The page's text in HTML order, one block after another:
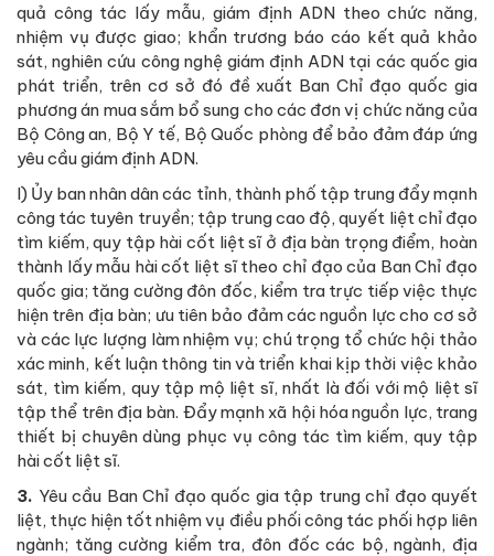
quả công tác lấy mẫu, giám định ADN theo chức năng,
nhiệm vụ được giao; khẩn trương báo cáo kết quả khảo
sát, nghiên cứu công nghệ giám định ADN tại các quốc gia
phát triển, trên cơ sở đó đề xuất Ban Chỉ đạo quốc gia
phương án mua sắm bổ sung cho các đơn vị chức năng của
Bộ Công an, Bộ Y tế, Bộ Quốc phòng để bảo đảm đáp ứng
yêu cầu giám định ADN.
l) Ủy ban nhân dân các tỉnh, thành phố tập trung đẩy mạnh
công tác tuyên truyền; tập trung cao độ, quyết liệt chỉ đạo
tìm kiếm, quy tập hài cốt liệt sĩ ở địa bàn trọng điểm, hoàn
thành lấy mẫu hài cốt liệt sĩ theo chỉ đạo của Ban Chỉ đạo
quốc gia; tăng cường đôn đốc, kiểm tra trực tiếp việc thực
hiện trên địa bàn; ưu tiên bảo đảm các nguồn lực cho cơ sở
và các lực lượng làm nhiệm vụ; chú trọng tổ chức hội thảo
xác minh, kết luận thông tin và triển khai kịp thời việc khảo
sát, tìm kiếm, quy tập mộ liệt sĩ, nhất là đối với mộ liệt sĩ
tập thể trên địa bàn. Đẩy mạnh xã hội hóa nguồn lực, trang
thiết bị chuyên dùng phục vụ công tác tìm kiếm, quy tập
hài cốt liệt sĩ.
3. Yêu cầu Ban Chỉ đạo quốc gia tập trung chỉ đạo quyết
liệt, thực hiện tốt nhiệm vụ điều phối công tác phối hợp liên
ngành; tăng cường kiểm tra, đôn đốc các bộ, ngành, địa